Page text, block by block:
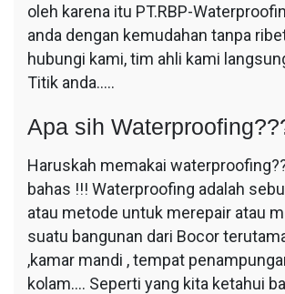
oleh karena itu PT.RBP-
anda dengan kemudahan tanpa
hubungi kami, tim ahli kami
Titik anda…..
Apa sih
Haruskah memakai
bahas !!! Waterproofing adalah
atau metode untuk merepair atau
suatu bangunan dari Bocor
,kamar mandi , tempat
kolam…. Seperti yang kita ketahui